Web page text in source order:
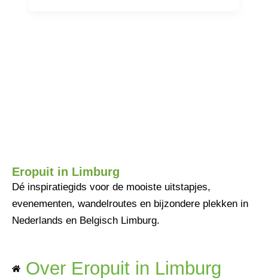
Eropuit in Limburg
Dé inspiratiegids voor de mooiste uitstapjes,
evenementen, wandelroutes en bijzondere plekken in
Nederlands en Belgisch Limburg.
Over Eropuit in Limburg